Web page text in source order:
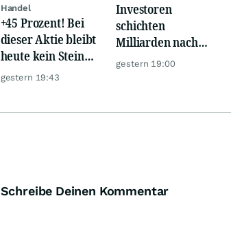
Handel
+45 Prozent! Bei
dieser Aktie bleibt
heute kein Stein
auf dem anderen!
gestern 19:43
Investoren
schichten
Milliarden nach
Europa um
gestern 19:00
Schreibe Deinen Kommentar